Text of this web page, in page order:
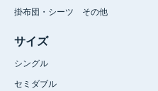
掛布団・シーツ その他
サイズ
シングル
セミダブル